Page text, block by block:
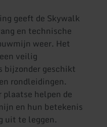
geeft de Skywalk
en technische
weer. Het
veilig
bijzonder geschikt
rondleidingen.
helpen de
en hun betekenis
uit te leggen.